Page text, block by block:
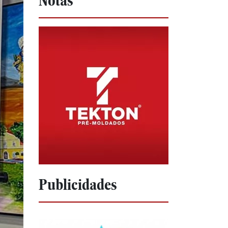
Publicidades